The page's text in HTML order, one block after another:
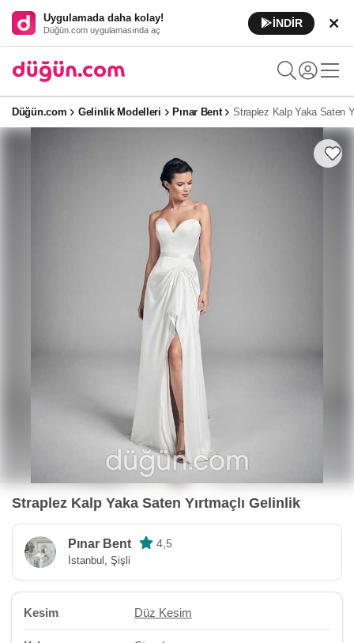
Uygulamada daha kolay!
Düğün.com uygulamasında aç
İNDİR
Düğün.com Gelinlik Modelleri Pınar Bent Straplez Kalp Yaka Saten
Straplez Kalp Yaka Saten Yırtmaçlı Gelinlik
Pınar Bent 4,5
İstanbul, Şişli
Kesim Düz Kesim